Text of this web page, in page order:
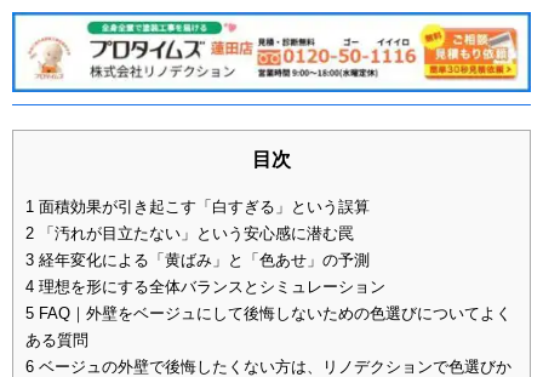
目次
1 面積効果が引き起こす「白すぎる」という誤算
2 「汚れが目立たない」という安心感に潜む罠
3 経年変化による「黄ばみ」と「色あせ」の予測
4 理想を形にする全体バランスとシミュレーション
5 FAQ｜外壁をベージュにして後悔しないための色選びについてよく
ある質問
6 ベージュの外壁で後悔したくない方は、リノデクションで色選びか